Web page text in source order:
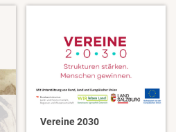
Vereine 2030